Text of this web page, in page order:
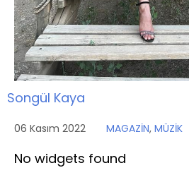
Songül Kaya
06 Kasım 2022 MAGAZİN, MÜZİK
No widgets found